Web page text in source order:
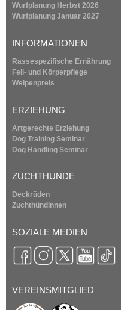
e
9
9
4
r
n
)
Wurfplanung Herbst 2026
Wurfplanung Januar 2027
INFORMATIONEN
Rassespezifische Ernährung
Fell- und Körperpflege
Welpenpreis
ERZIEHUNG
Artgerechte Erziehung
Dog Training Seminar
Dog Handling Seminar
ZUCHTHUNDE
Deckrüden
Zuchthündinnen
SOZIALE MEDIEN
VEREINSMITGLIED